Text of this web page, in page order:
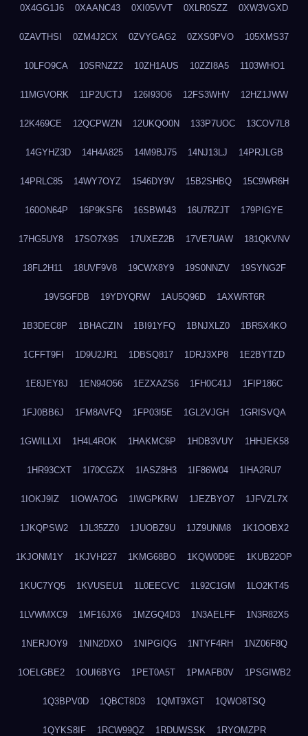
0X4GG1J6 0XAANC43 0XI05VVT 0XLR0SZZ 0XW3VGXD
0ZAVTHSI 0ZM4J2CX 0ZVYGAG2 0ZXS0PVO 105XMS37
10LFO9CA 10SRNZZ2 10ZH1AUS 10ZZI8A5 1103WHO1
11MGVORK 11P2UCTJ 126I93O6 12FS3WHV 12HZ1JWW
12K469CE 12QCPWZN 12UKQO0N 133P7UOC 13COV7L8
14GYHZ3D 14H4A825 14M9BJ75 14NJ13LJ 14PRJLGB
14PRLC85 14WY7OYZ 1546DY9V 15B2SHBQ 15C9WR6H
160ON64P 16P9KSF6 16SBWI43 16U7RZJT 179PIGYE
17HG5UY8 17SO7X9S 17UXEZ2B 17VE7UAW 181QKVNV
18FL2H11 18UVF9V8 19CWX8Y9 19S0NNZV 19SYNG2F
19V5GFDB 19YDYQRW 1AU5Q96D 1AXWRT6R
1B3DEC8P 1BHACZIN 1BI91YFQ 1BNJXLZ0 1BR5X4KO
1CFFT9FI 1D9U2JR1 1DBSQ817 1DRJ3XP8 1E2BYTZD
1E8JEY8J 1EN94O56 1EZXAZS6 1FH0C41J 1FIP186C
1FJ0BB6J 1FM8AVFQ 1FP03I5E 1GL2VJGH 1GRISVQA
1GWILLXI 1H4L4ROK 1HAKMC6P 1HDB3VUY 1HHJEK58
1HR93CXT 1I70CGZX 1IASZ8H3 1IF86W04 1IHA2RU7
1IOKJ9IZ 1IOWA7OG 1IWGPKRW 1JEZBYO7 1JFVZL7X
1JKQPSW2 1JL35ZZ0 1JUOBZ9U 1JZ9UNM8 1K1OOBX2
1KJONM1Y 1KJVH227 1KMG68BO 1KQW0D9E 1KUB22OP
1KUC7YQ5 1KVUSEU1 1L0EECVC 1L92C1GM 1LO2KT45
1LVWMXC9 1MF16JX6 1MZGQ4D3 1N3AELFF 1N3R82X5
1NERJOY9 1NIN2DXO 1NIPGIQG 1NTYF4RH 1NZ06F8Q
1OELGBE2 1OUI6BYG 1PET0A5T 1PMAFB0V 1PSGIWB2
1Q3BPV0D 1QBCT8D3 1QMT9XGT 1QWO8TSQ
1QYKS8IF 1RCW99QZ 1RDUWSSK 1RYOMZPR